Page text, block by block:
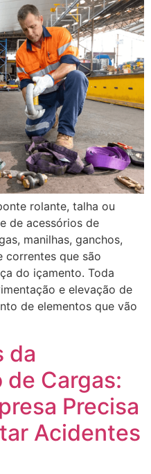
rolante, talha ou
de acessórios de
manilhas, ganchos,
correntes que são
do içamento. Toda
e elevação de
de elementos que vão
da
Cargas:
Precisa
Acidentes